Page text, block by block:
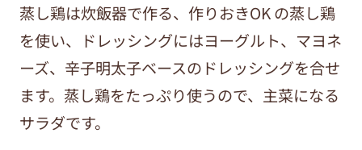
蒸し鶏は炊飯器で作る、作りおきOK の蒸し鶏
を使い、ドレッシングにはヨーグルト、マヨネ
ーズ、辛子明太子ベースのドレッシングを合せ
ます。蒸し鶏をたっぷり使うので、主菜になる
サラダです。